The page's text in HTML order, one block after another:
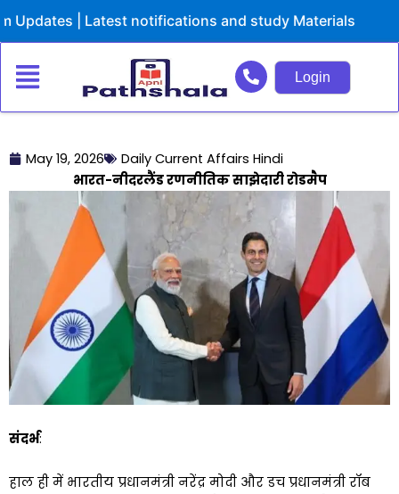
to
| Latest notifications and study Materials
Login
May 19, 2026
Daily Current Affairs Hindi
भारत-नीदरलैंड रणनीतिक साझेदारी रोडमैप
संदर्भ:
हाल ही में भारतीय प्रधानमंत्री नरेंद्र मोदी और डच प्रधानमंत्री रॉब